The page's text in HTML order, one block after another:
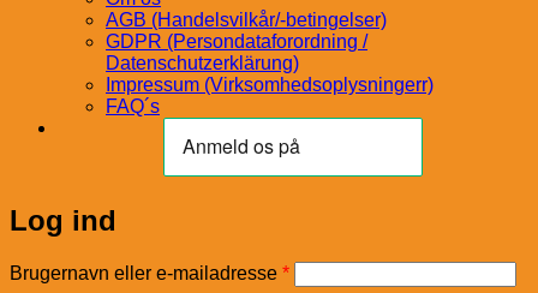
AGB (Handelsvilkår/-betingelser)
GDPR (Persondataforordning /
Datenschutzerklärung)
Impressum (Virksomhedsoplysningerr)
FAQ´s
Log ind
Brugernavn eller e-mailadresse *Påkrævet